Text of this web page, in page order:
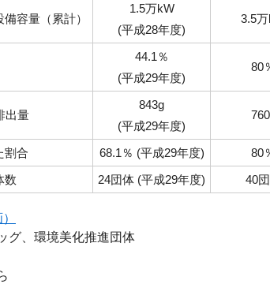
備容量（累計）
1.5万kW
(平成28年度)
3.5
44.1％
(平成29年度)
80
出量
843g
(平成29年度)
割合 68.1％ (平成29年度)
80
数 24団体 (平成29年度) 40
グ、環境美化推進団体